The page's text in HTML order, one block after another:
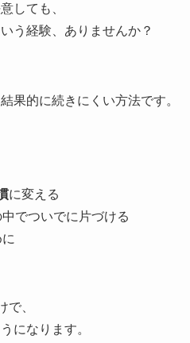
しても、
う経験、ありませんか？
果的に続きにくい方法です。
に変える
でついでに片づける
で、
になります。